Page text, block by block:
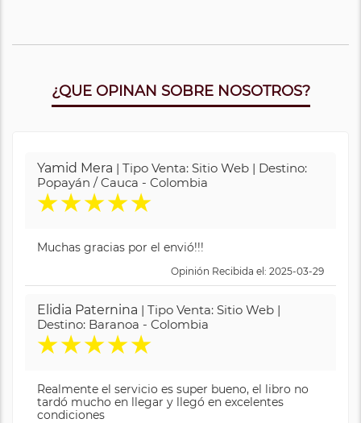
¿QUE OPINAN SOBRE NOSOTROS?
Yamid Mera | Tipo Venta: Sitio Web | Destino:
Popayán / Cauca - Colombia
★★★★★
Muchas gracias por el envió!!!
Opinión Recibida el: 2025-03-29
Elidia Paternina | Tipo Venta: Sitio Web |
Destino: Baranoa - Colombia
★★★★★
Realmente el servicio es super bueno, el libro no
tardó mucho en llegar y llegó en excelentes
condiciones